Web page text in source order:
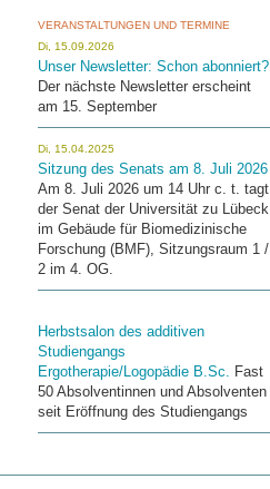
VERANSTALTUNGEN UND TERMINE
Di, 15.09.2026
Unser Newsletter: Schon abonniert?
Der nächste Newsletter erscheint
am 15. September
Di, 15.04.2025
Sitzung des Senats am 8. Juli 2026
Am 8. Juli 2026 um 14 Uhr c. t. tagt
der Senat der Universität zu Lübeck
im Gebäude für Biomedizinische
Forschung (BMF), Sitzungsraum 1 /
2 im 4. OG.
Herbstsalon des additiven
Studiengangs
Ergotherapie/Logopädie B.Sc. Fast
50 Absolventinnen und Absolventen
seit Eröffnung des Studiengangs